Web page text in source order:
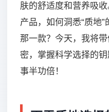
肤的舒适度和营养吸
产品，如何洞悉“质地
那一款？今天，我将
密，掌握科学选择的
事半功倍！